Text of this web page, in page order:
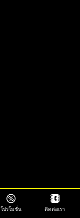
โปรโมชั่น ติดต่อเรา